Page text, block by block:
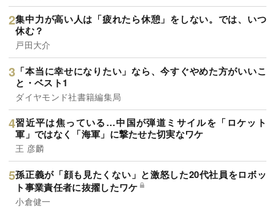
集中力が高い人は「疲れたら休憩」をしない。では、いつ
休む？
戸田大介
「本当に幸せになりたい」なら、今すぐやめた方がいいこ
と・ベスト1
ダイヤモンド社書籍編集局
習近平は焦っている…中国が弾道ミサイルを「ロケット
軍」ではなく「海軍」に撃たせた切実なワケ
王 彦麟
孫正義が「顔も見たくない」と激怒した20代社員をロボッ
ト事業責任者に抜擢したワケ
小倉健一